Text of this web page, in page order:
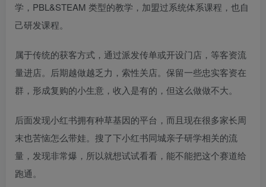
学，PBL&STEAM 类型的教学，加盟过系统体系课程，也自
己研发课程。​
属于传统的获客方式，通过派发传单或开设门店，等客资流
量进店。后期越做越乏力，索性关店。保留一些忠实客资在
群，形成复购的小生意，收入是有的，但这么做做不大。​
后面发现小红书拥有种草基因的平台，而且现在很多家长周
末也苦恼怎么带娃。搜了下小红书同城亲子研学相关的流
量，发现非常爆，所以就想试试看看，能不能把这个赛道给
跑通。​